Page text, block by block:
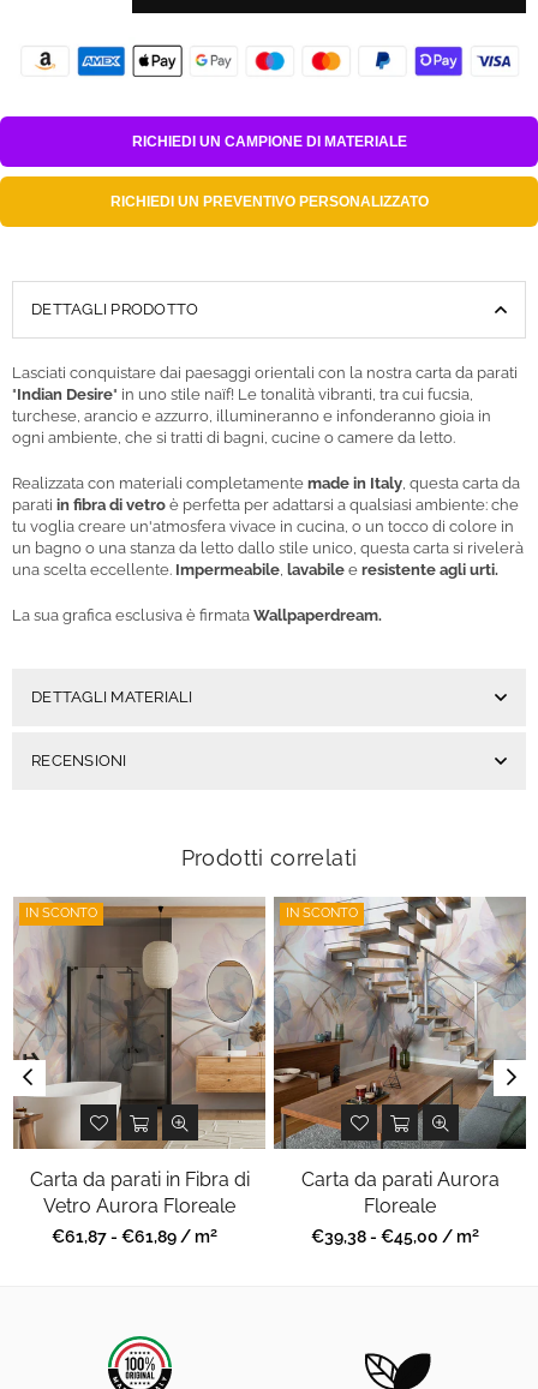
RICHIEDI UN CAMPIONE DI MATERIALE
RICHIEDI UN PREVENTIVO PERSONALIZZATO
DETTAGLI PRODOTTO
Lasciati conquistare dai paesaggi orientali con la nostra carta da parati
"Indian Desire" in uno stile naïf! Le tonalità vibranti, tra cui fucsia,
turchese, arancio e azzurro, illumineranno e infonderanno gioia in
ogni ambiente, che si tratti di bagni, cucine o camere da letto.
Realizzata con materiali completamente made in Italy , questa carta da
parati in fibra di vetro è perfetta per adattarsi a qualsiasi ambiente: che
tu voglia creare un'atmosfera vivace in cucina, o un tocco di colore in
un bagno o una stanza da letto dallo stile unico, questa carta si rivelerà
una scelta eccellente. Impermeabile lavabile e resistente agli urti.
La sua grafica esclusiva è firmata Wallpaperdream.
DETTAGLI MATERIALI
RECENSIONI
Prodotti correlati
IN SCONTO
Carta da parati in Fibra di
Vetro Aurora Floreale
Prezzo
€61,87 - €61,89 / m2
IN SCONTO
Carta da parati Aurora
Floreale
Prezzo
€39,38 - €45,00 / m2